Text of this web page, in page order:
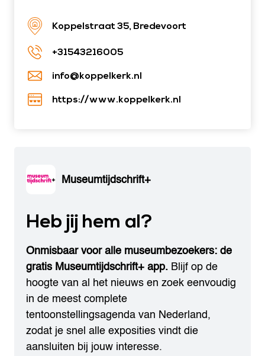
Koppelstraat 35, Bredevoort
+31543216005
info@koppelkerk.nl
https://www.koppelkerk.nl
Museumtijdschrift+
Heb jij hem al?
Onmisbaar voor alle museumbezoekers: de
gratis Museumtijdschrift+ app. Blijf op de
hoogte van al het nieuws en zoek eenvoudig
in de meest complete
tentoonstellingsagenda van Nederland,
zodat je snel alle exposities vindt die
aansluiten bij jouw interesse.